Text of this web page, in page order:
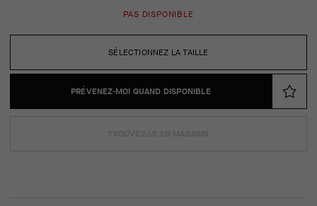
SÉLECTIONNEZ LA TAILLE
PAS DISPONIBLE
PRÉVENEZ-MOI QUAND DISPONIBLE